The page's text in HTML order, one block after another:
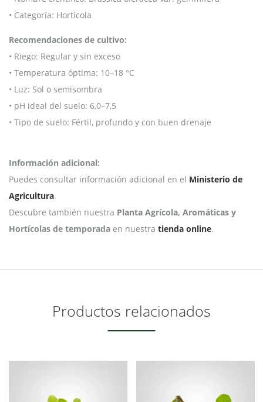
• Categoría: Hortícola
Recomendaciones de cultivo:
• Riego: Regular y sin exceso
• Temperatura óptima: 10–18 °C
• Luz: Sol o semisombra
• pH ideal del suelo: 6,0–7,5
• Tipo de suelo: Fértil, profundo y con buen drenaje
Información adicional:
Puedes consultar información adicional en el Ministerio de
Agricultura.
Descubre también nuestra Planta Agrícola, Aromáticas y
Hortícolas de temporada en nuestra tienda online.
Productos relacionados